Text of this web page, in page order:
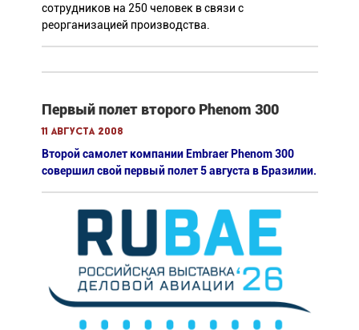
сотрудников на 250 человек в связи с
реорганизацией производства.
Первый полет второго Phenom 300
11 августа 2008
Второй самолет компании Embraer Phenom 300
совершил свой первый полет 5 августа в Бразилии.